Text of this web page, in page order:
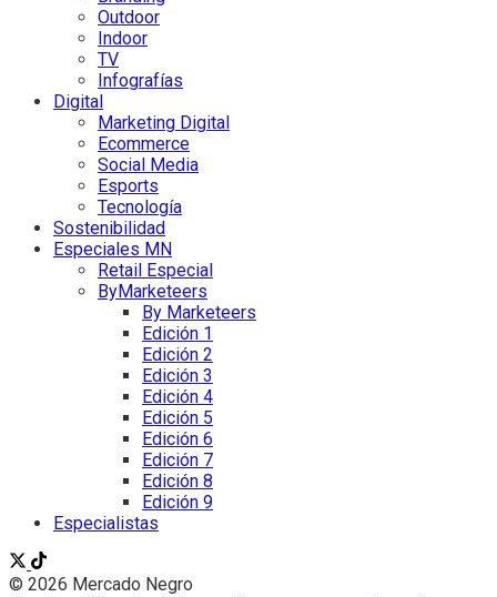
Outdoor
Indoor
TV
Infografías
Digital
Marketing Digital
Ecommerce
Social Media
Esports
Tecnología
Sostenibilidad
Especiales MN
Retail Especial
ByMarketeers
By Marketeers
Edición 1
Edición 2
Edición 3
Edición 4
Edición 5
Edición 6
Edición 7
Edición 8
Edición 9
Especialistas
© 2026 Mercado Negro